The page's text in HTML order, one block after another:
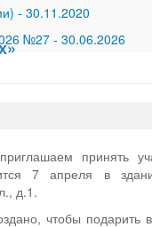
- 30.11.2020
№27 - 30.06.2026
принять
7 апреля в
д.1.
чтобы